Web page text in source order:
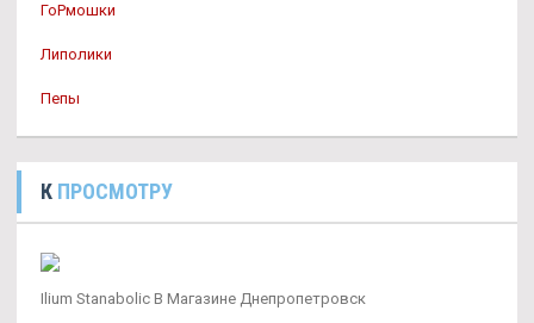
ГоРмошки
Липолики
Пепы
К ПРОСМОТРУ
Ilium Stanabolic В Магазине Днепропетровск